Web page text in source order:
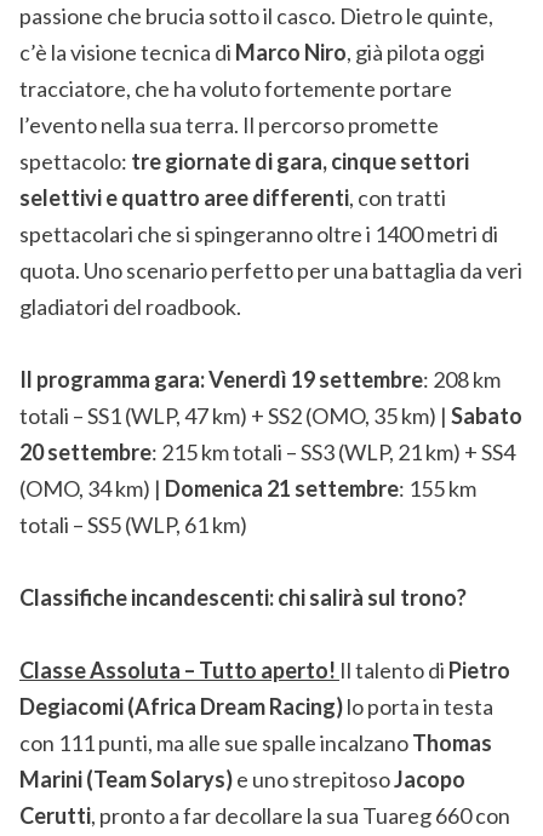
passione che brucia sotto il casco. Dietro le quinte,
c’è la visione tecnica di Marco Niro, già pilota oggi
tracciatore, che ha voluto fortemente portare
l’evento nella sua terra. Il percorso promette
spettacolo: tre giornate di gara, cinque settori
selettivi e quattro aree differenti, con tratti
spettacolari che si spingeranno oltre i 1400 metri di
quota. Uno scenario perfetto per una battaglia da veri
gladiatori del roadbook.
Il programma gara:Venerdì 19 settembre: 208 km
totali – SS1 (WLP, 47 km) + SS2 (OMO, 35 km) | Sabato
20 settembre: 215 km totali – SS3 (WLP, 21 km) + SS4
(OMO, 34 km) | Domenica 21 settembre: 155 km
totali – SS5 (WLP, 61 km)
Classifiche incandescenti: chi salirà sul trono?
Classe Assoluta – Tutto aperto! Il talento di Pietro
Degiacomi (Africa Dream Racing)lo porta in testa
con 111 punti, ma alle sue spalle incalzanoThomas
Marini (Team Solarys)e uno strepitosoJacopo
Cerutti, pronto a far decollare la sua Tuareg 660 con